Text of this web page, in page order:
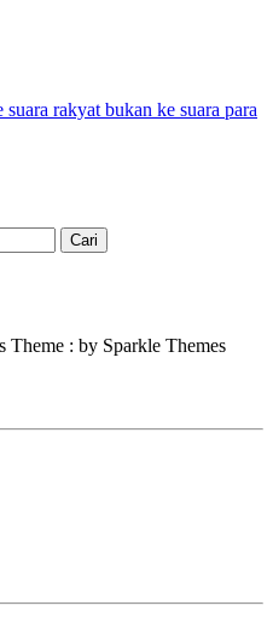
rakyat bukan ke suara para
Theme : by Sparkle Themes